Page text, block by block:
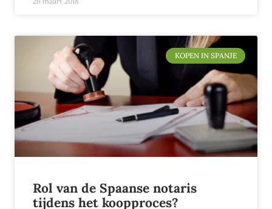
KOPEN IN SPANJE
Rol van de Spaanse notaris
tijdens het koopproces?